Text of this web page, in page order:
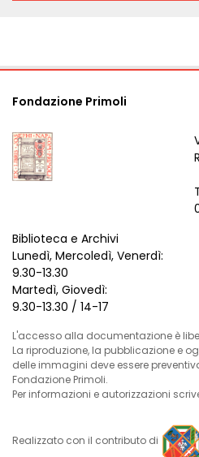
Fondazione Primoli
Biblioteca e Archivi
Lunedì, Mercoledì, Venerdì:
9.30-13.30
Martedì, Giovedì:
9.30-13.30 / 14-17
L'accesso alla documentazione è
La riproduzione, la pubblicazione e
delle immagini deve essere
Fondazione Primoli.
Per informazioni e autorizzazioni
Realizzato con il contributo di